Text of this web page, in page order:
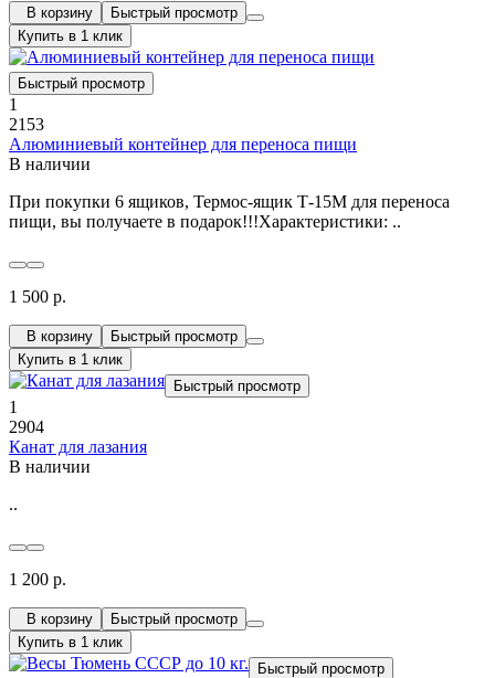
В корзину
Быстрый просмотр
Купить в 1 клик
Быстрый просмотр
1
2153
Алюминиевый контейнер для переноса пищи
В наличии
При покупки 6 ящиков, Термос-ящик Т-15М для переноса
пищи, вы получаете в подарок!!!Характеристики: ..
1 500 р.
В корзину
Быстрый просмотр
Купить в 1 клик
Быстрый просмотр
1
2904
Канат для лазания
В наличии
..
1 200 р.
В корзину
Быстрый просмотр
Купить в 1 клик
Быстрый просмотр